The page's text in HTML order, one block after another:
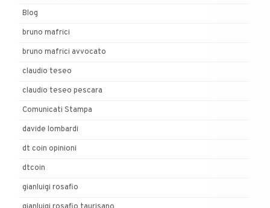
Blog
bruno mafrici
bruno mafrici avvocato
claudio teseo
claudio teseo pescara
Comunicati Stampa
davide lombardi
dt coin opinioni
dtcoin
gianluigi rosafio